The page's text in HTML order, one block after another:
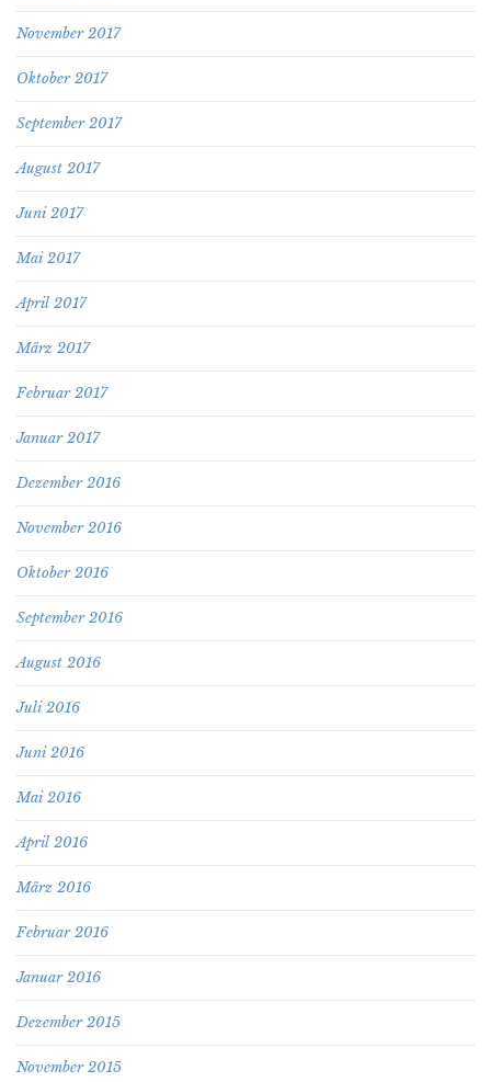
November 2017
Oktober 2017
September 2017
August 2017
Juni 2017
Mai 2017
April 2017
März 2017
Februar 2017
Januar 2017
Dezember 2016
November 2016
Oktober 2016
September 2016
August 2016
Juli 2016
Juni 2016
Mai 2016
April 2016
März 2016
Februar 2016
Januar 2016
Dezember 2015
November 2015